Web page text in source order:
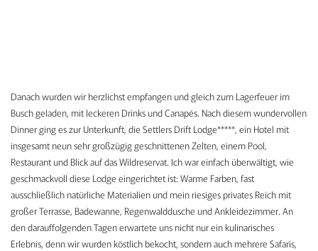
Danach wurden wir herzlichst empfangen und gleich zum Lagerfeuer im
Busch geladen, mit leckeren Drinks und Canapés. Nach diesem wundervollen
Dinner ging es zur Unterkunft, die Settlers Drift Lodge*****, ein Hotel mit
insgesamt neun sehr großzügig geschnittenen Zelten, einem Pool,
Restaurant und Blick auf das Wildreservat. Ich war einfach überwältigt, wie
geschmackvoll diese Lodge eingerichtet ist: Warme Farben, fast
ausschließlich natürliche Materialien und mein riesiges privates Reich mit
großer Terrasse, Badewanne, Regenwalddusche und Ankleidezimmer. An
den darauffolgenden Tagen erwartete uns nicht nur ein kulinarisches
Erlebnis, denn wir wurden köstlich bekocht, sondern auch mehrere Safaris,